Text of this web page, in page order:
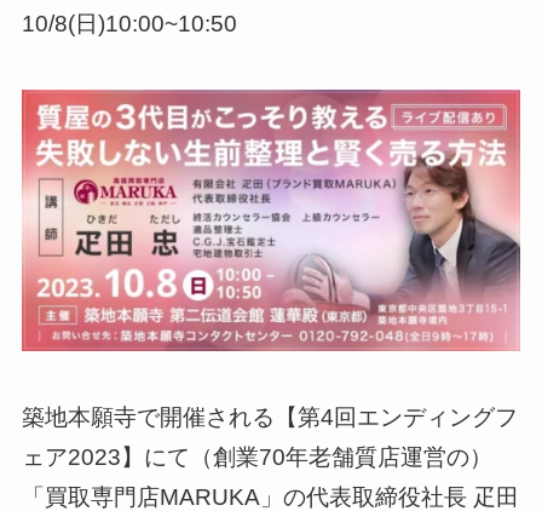
10/8(日)10:00~10:50
築地本願寺で開催される【第4回エンディングフ
ェア2023】にて（創業70年老舗質店運営の）
「買取専門店MARUKA」の代表取締役社長 疋田